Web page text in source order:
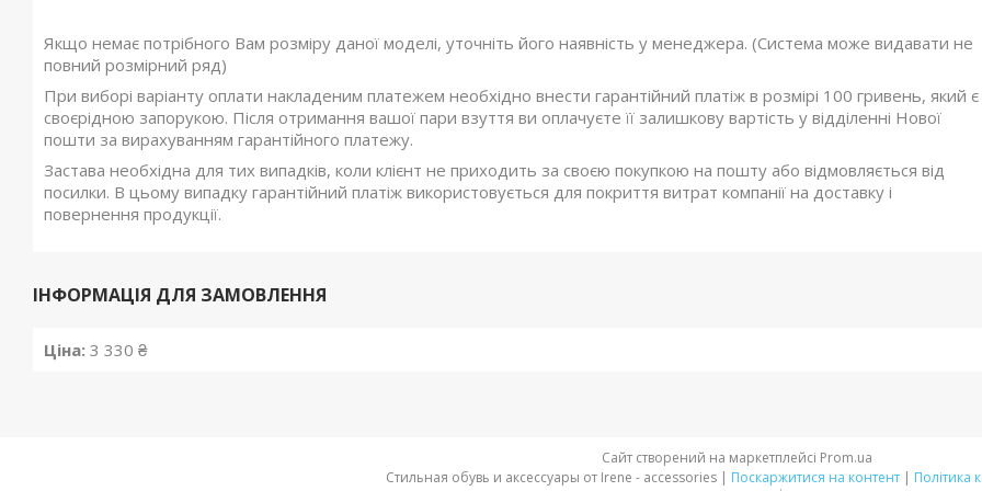
Якщо немає потрібного Вам розміру даної моделі, уточніть його наявність у менеджера. (Система може видавати не
повний розмірний ряд)
При виборі варіанту оплати накладеним платежем необхідно внести гарантійний платіж в розмірі 100 гривень, який є
своєрідною запорукою. Після отримання вашої пари взуття ви оплачуєте її залишкову вартість у відділенні Нової
пошти за вирахуванням гарантійного платежу.
Застава необхідна для тих випадків, коли клієнт не приходить за своєю покупкою на пошту або відмовляється від
посилки. В цьому випадку гарантійний платіж використовується для покриття витрат компанії на доставку і
повернення продукції.
ІНФОРМАЦІЯ ДЛЯ ЗАМОВЛЕННЯ
Ціна: 3 330 ₴
Сайт створений на маркетплейсі Prom.ua
Стильная обувь и аксессуары от Irene - accessories | Поскаржитися на контент | Політика